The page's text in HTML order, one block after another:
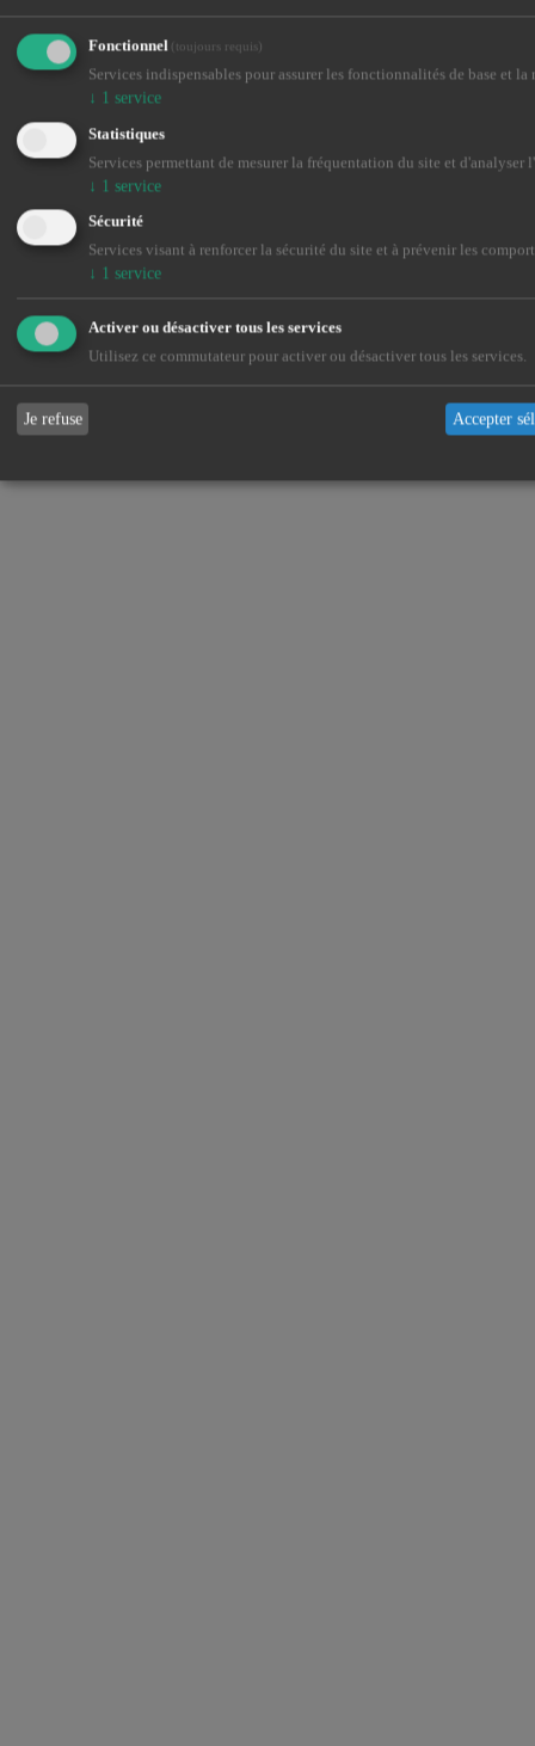
Fonctionnel (toujours requis)
Services indispensables pour assurer les fonctionnalités de base et
↓ 1 service
Statistiques
Services permettant de mesurer la fréquentation du site et
↓ 1 service
Sécurité
Services visant à renforcer la sécurité du site et à prévenir les
↓ 1 service
Activer ou désactiver tous les services
Utilisez ce commutateur pour activer ou désactiver tous les services.
Je refuse Accepter